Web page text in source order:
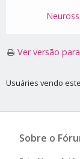
Ver versão
Usuáries vendo
Sobre o